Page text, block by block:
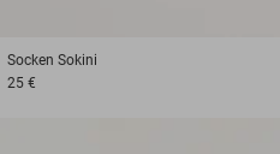
Socken Sokini
25 €